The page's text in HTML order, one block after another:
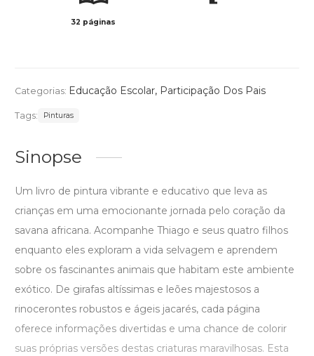
32 páginas
Categorias: Educação Escolar, Participação Dos Pais
Tags: Pinturas
Sinopse
Um livro de pintura vibrante e educativo que leva as
crianças em uma emocionante jornada pelo coração da
savana africana. Acompanhe Thiago e seus quatro filhos
enquanto eles exploram a vida selvagem e aprendem
sobre os fascinantes animais que habitam este ambiente
exótico. De girafas altíssimas e leões majestosos a
rinocerontes robustos e ágeis jacarés, cada página
oferece informações divertidas e uma chance de colorir
suas próprias versões destas criaturas maravilhosas. Esta